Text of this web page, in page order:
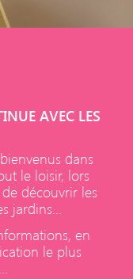
AVEC LES
dans
le loisir, lors
découvrir les
jardins…
en
le plus